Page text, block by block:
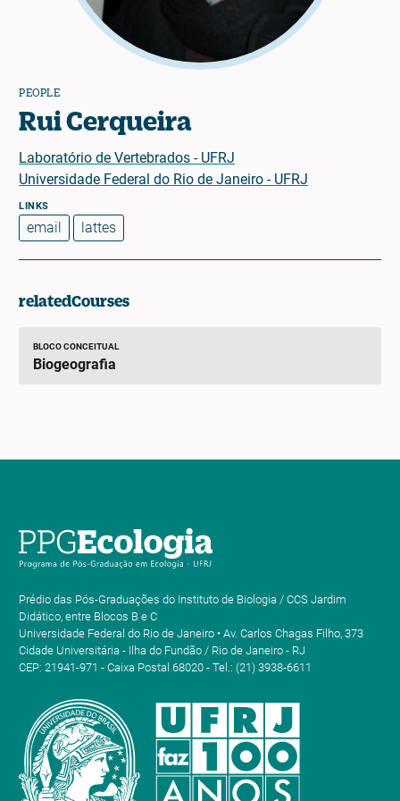
PEOPLE
Rui Cerqueira
Laboratório de Vertebrados - UFRJ
Universidade Federal do Rio de Janeiro - UFRJ
email lattes
relatedCourses
BLOCO CONCEITUAL
Biogeografia
Prédio das Pós-Graduações do Instituto de Biologia / CCS Jardim
Didático, entre Blocos B e C
Universidade Federal do Rio de Janeiro • Av. Carlos Chagas Filho, 373
Cidade Universitária - Ilha do Fundão / Rio de Janeiro - RJ
CEP: 21941-971 - Caixa Postal 68020 - Tel.: (21) 3938-6611